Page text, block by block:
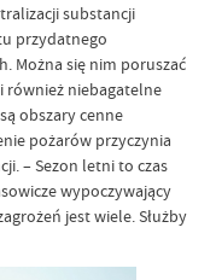
substancji
przydatnego
Można się nim poruszać
również niebagatelne
obszary cenne
pożarów przyczynia
– Sezon letni to czas
wypoczywający
jest wiele. Służby